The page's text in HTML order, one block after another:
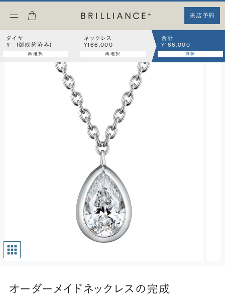
来店予約
ダイヤ
¥ - (御成約済み)
再選択
ネックレス
¥166,000
再選択
合計
¥166,000
詳細
オーダーメイドネックレスの完成